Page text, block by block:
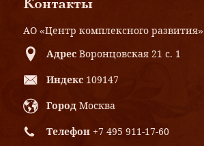
Контакты
АО «Центр комплексного развития»
Адрес Воронцовская 21 с. 1
Индекс 109147
Город Москва
Телефон +7 495 911-17-60